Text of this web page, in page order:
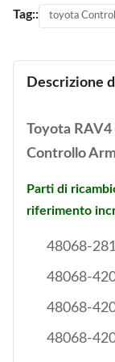
Tag:: toyota
Descrizione
Toyota
Controllo
Parti di
riferimento
48068-
48068-
48068-
48068-